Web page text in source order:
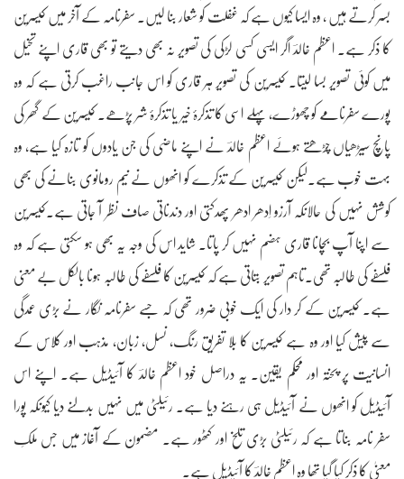
بسر کرتے ہیں ، وہ ایسا کیوں ہے کہ غفلت کو شعار بنا لیں۔ سفرنامہ کے آخر میں کیسرین
کا ذکر ہے۔ اعظم خالدؔ اگر ایسی کسی لڑکی کی تصویر نہ بھی دیتے تو بھی قاری اپنے تخیل
میں کوئی تصویر بسا لیتا۔ کیسرین کی تصویر ہر قاری کو اس جانب راغب کرتی ہے کہ وہ
پورے سفرنامے کو چھوڑے، پہلے اسی کا تذکرۂ خیر یا تذکرۂ شر پڑھے۔ کیسرین کے گھر کی
پانچ سیڑھیاں چڑھتے ہوئے اعظم خالدؔ نے اپنے ماضی کی جن یادوں کو تازہ کیا ہے، وہ
بہت خوب ہے۔لیکن کیسرین کے تذکرے کو انھوں نے نیم رومانوی بنانے کی بھی
کوشش نہیں کی حالانکہ آرزو اِدھر ادھر پھدکتی اور دندناتی صاف نظر آ جاتی ہے۔کیسرین
سے اپنا آپ بچانا قاری ہضم نہیں کر پاتا۔ شاید اس کی وجہ یہ بھی ہو سکتی ہے کہ وہ
فلسفے کی طالبہ تھی۔تاہم تصویر بتاتی ہے کہ کیسرین کا فلسفے کی طالبہ ہونا بالکل بے معنی
ہے۔ کیسرین کے کر دار کی ایک خوبی ضرور تھی کہ جسے سفرنامہ نگار نے بڑی عمدگی
سے پیش کیا اور وہ ہے کیسرین کا بلا تفریق رنگ، نسل، زبان، مذہب اور کلاس کے
انسانیت پر پختہ اور محکم یقین۔ یہ دراصل خود اعظم خالدؔ کا آئیڈیل ہے۔ اپنے اس
آئیڈیل کو انھوں نے آئیڈیل ہی رہنے دیا ہے۔ رئیلٹی میں نہیں بدلنے دیا کیونکہ پورا
سفر نامہ بناتا ہے کہ رئیلٹی بڑی تلخ اور کٹھور ہے۔ مضمون کے آغاز میں جس ملکِ
معنیٰ کا ذکر کیا گیا تھا وہ اعظم خالدؔ کا آئیڈیل ہے۔